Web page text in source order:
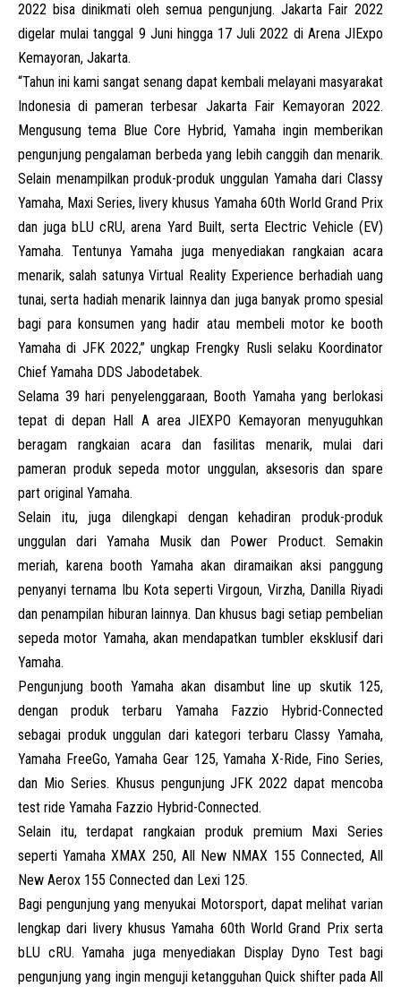
2022 bisa dinikmati oleh semua pengunjung. Jakarta Fair 2022
digelar mulai tanggal 9 Juni hingga 17 Juli 2022 di Arena JIExpo
Kemayoran, Jakarta.
“Tahun ini kami sangat senang dapat kembali melayani masyarakat
Indonesia di pameran terbesar Jakarta Fair Kemayoran 2022.
Mengusung tema Blue Core Hybrid, Yamaha ingin memberikan
pengunjung pengalaman berbeda yang lebih canggih dan menarik.
Selain menampilkan produk-produk unggulan Yamaha dari Classy
Yamaha, Maxi Series, livery khusus Yamaha 60th World Grand Prix
dan juga bLU cRU, arena Yard Built, serta Electric Vehicle (EV)
Yamaha. Tentunya Yamaha juga menyediakan rangkaian acara
menarik, salah satunya Virtual Reality Experience berhadiah uang
tunai, serta hadiah menarik lainnya dan juga banyak promo spesial
bagi para konsumen yang hadir atau membeli motor ke booth
Yamaha di JFK 2022,” ungkap Frengky Rusli selaku Koordinator
Chief Yamaha DDS Jabodetabek.
Selama 39 hari penyelenggaraan, Booth Yamaha yang berlokasi
tepat di depan Hall A area JIEXPO Kemayoran menyuguhkan
beragam rangkaian acara dan fasilitas menarik, mulai dari
pameran produk sepeda motor unggulan, aksesoris dan spare
part original Yamaha.
Selain itu, juga dilengkapi dengan kehadiran produk-produk
unggulan dari Yamaha Musik dan Power Product. Semakin
meriah, karena booth Yamaha akan diramaikan aksi panggung
penyanyi ternama Ibu Kota seperti Virgoun, Virzha, Danilla Riyadi
dan penampilan hiburan lainnya. Dan khusus bagi setiap pembelian
sepeda motor Yamaha, akan mendapatkan tumbler eksklusif dari
Yamaha.
Pengunjung booth Yamaha akan disambut line up skutik 125,
dengan produk terbaru Yamaha Fazzio Hybrid-Connected
sebagai produk unggulan dari kategori terbaru Classy Yamaha,
Yamaha FreeGo, Yamaha Gear 125, Yamaha X-Ride, Fino Series,
dan Mio Series. Khusus pengunjung JFK 2022 dapat mencoba
test ride Yamaha Fazzio Hybrid-Connected.
Selain itu, terdapat rangkaian produk premium Maxi Series
seperti Yamaha XMAX 250, All New NMAX 155 Connected, All
New Aerox 155 Connected dan Lexi 125.
Bagi pengunjung yang menyukai Motorsport, dapat melihat varian
lengkap dari livery khusus Yamaha 60th World Grand Prix serta
bLU cRU. Yamaha juga menyediakan Display Dyno Test bagi
pengunjung yang ingin menguji ketangguhan Quick shifter pada All